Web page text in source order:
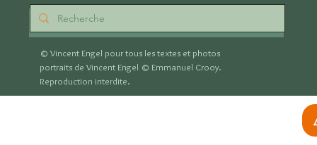
© Vincent Engel pour tous les textes et photos
vers le site global pour vous abonner à la lettre
d'information.
S'abonner